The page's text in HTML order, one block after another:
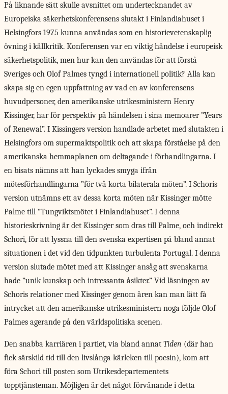
På liknande sätt skulle avsnittet om undertecknandet av
Europeiska säkerhetskonferensens slutakt i Finlandiahuset i
Helsingfors 1975 kunna användas som en historievetenskaplig
övning i källkritik. Konferensen var en viktig händelse i europeisk
säkerhetspolitik, men hur kan den användas för att förstå
Sveriges och Olof Palmes tyngd i internationell politik? Alla kan
skapa sig en egen uppfattning av vad en av konferensens
huvudpersoner, den amerikanske utrikesministern Henry
Kissinger, har för perspektiv på händelsen i sina memoarer ”Years
of Renewal”. I Kissingers version handlade arbetet med slutakten i
Helsingfors om supermaktspolitik och att skapa förståelse på den
amerikanska hemmaplanen om deltagande i förhandlingarna. I
en bisats nämns att han lyckades smyga ifrån
mötesförhandlingarna ”för två korta bilaterala möten”. I Schoris
version utnämns ett av dessa korta möten när Kissinger mötte
Palme till ”Tungviktsmötet i Finlandiahuset”. I denna
historieskrivning är det Kissinger som dras till Palme, och indirekt
Schori, för att lyssna till den svenska expertisen på bland annat
situationen i det vid den tidpunkten turbulenta Portugal. I denna
version slutade mötet med att Kissinger ansåg att svenskarna
hade ”unik kunskap och intressanta åsikter.” Vid läsningen av
Schoris relationer med Kissinger genom åren kan man lätt få
intrycket att den amerikanske utrikesministern noga följde Olof
Palmes agerande på den världspolitiska scenen.
Den snabba karriären i partiet, via bland annat Tiden (där han
fick särskild tid till den livslånga kärleken till poesin), kom att
föra Schori till posten som Utrikesdepartementets
topptjänsteman. Möjligen är det något förvånande i detta